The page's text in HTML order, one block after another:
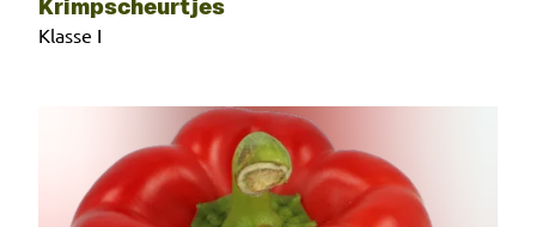
Krimpscheurtjes
Klasse I